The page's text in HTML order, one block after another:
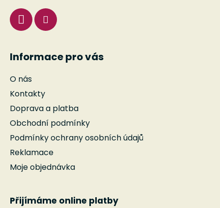
Informace pro vás
O nás
Kontakty
Doprava a platba
Obchodní podmínky
Podmínky ochrany osobních údajů
Reklamace
Moje objednávka
Přijímáme online platby